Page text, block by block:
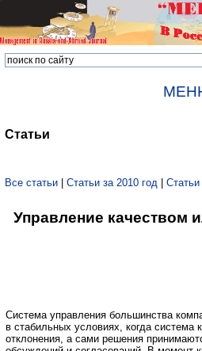
Статьи
Все статьи | Статьи за 2010 год |
Управление качеством
Система управления большинства
в стабильных условиях, когда система
отклонения, а сами решения